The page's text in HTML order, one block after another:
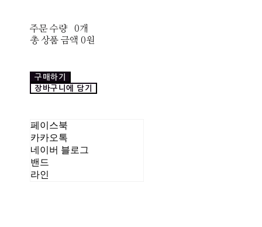
주문 수량
0개
총 상품 금액 0원
구매하기
장바구니에 담기
페이스북
카카오톡
네이버 블로그
밴드
라인